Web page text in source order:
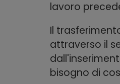
lavoro
Il
attraverso il
bisogno di